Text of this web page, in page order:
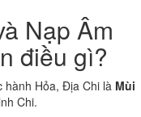
Nạp Âm
điều gì?
hành Hỏa, Địa Chi là Mùi
Chi.